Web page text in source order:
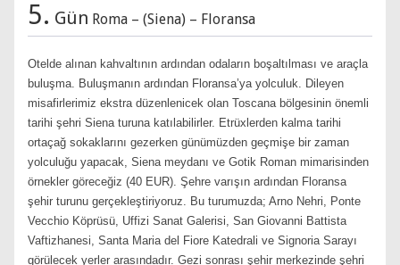
5. Gün Roma – (Siena) – Floransa
Otelde alınan kahvaltının ardından odaların boşaltılması ve araçla
buluşma. Buluşmanın ardından Floransa’ya yolculuk. Dileyen
misafirlerimiz ekstra düzenlenicek olan Toscana bölgesinin önemli
tarihi şehri Siena turuna katılabilirler. Etrüxlerden kalma tarihi
ortaçağ sokaklarını gezerken günümüzden geçmişe bir zaman
yolculuğu yapacak, Siena meydanı ve Gotik Roman mimarisinden
örnekler göreceğiz (40 EUR). Şehre varışın ardından Floransa
şehir turunu gerçekleştiriyoruz. Bu turumuzda; Arno Nehri, Ponte
Vecchio Köprüsü, Uffizi Sanat Galerisi, San Giovanni Battista
Vaftizhanesi, Santa Maria del Fiore Katedrali ve Signoria Sarayı
görülecek yerler arasındadır. Gezi sonrası şehir merkezinde şehri